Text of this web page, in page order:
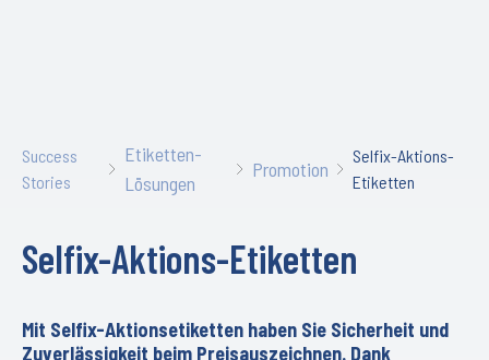
Success
Stories
Etiketten-
Lösungen
Promotion
Selfix-Aktions-
Etiketten
Selfix-Aktions-Etiketten
Mit Selfix-Aktionsetiketten haben Sie Sicherheit und
Zuverlässigkeit beim Preisauszeichnen. Dank